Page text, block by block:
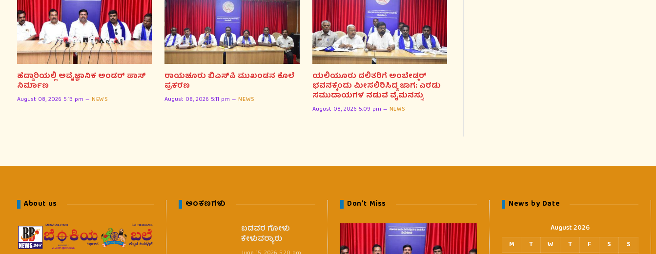
ಹೆದ್ದಾರಿಯಲ್ಲಿ ಅವೈಜ್ಞಾನಿಕ ಅಂಡರ್ ಪಾಸ್
ನಿರ್ಮಾಣ
August 08, 2026 5:13 pm NEWS
ರಾಯಚೂರು ಬಿಎಸ್‌ಪಿ ಮುಖಂಡನ ಕೊಲೆ
ಪ್ರಕರಣ
August 08, 2026 5:11 pm NEWS
ಯಲಿಯೂರು ದಲಿತರಿಗೆ ಅಂಬೇಡ್ಕರ್
ಭವನಕ್ಕೆಂದು ಮೀಸಲಿರಿಸಿದ್ದ ಜಾಗ: ಎರಡು
ಸಮುದಾಯಗಳ ನಡುವೆ ವೈಮನಸ್ಸು
August 08, 2026 5:09 pm NEWS
About us
ಅಂಕಣಗಳು
ಬಡವರ ಗೋಳು
ಕೇಳುವರ‍್ಯಾರು
Don't Miss News by Date
August 2026
M
T W T F S S